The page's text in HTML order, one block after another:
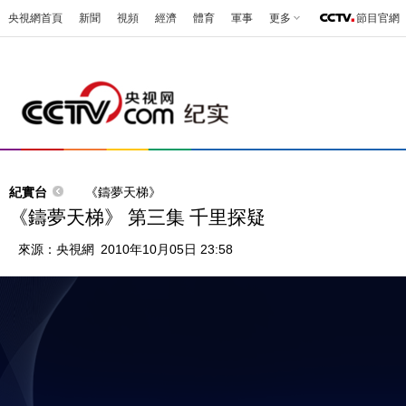
央視網首頁 新聞 視頻 經濟 體育 軍事 更多 節目官網
紀實台 《鑄夢天梯》
《鑄夢天梯》 第三集 千里探疑
來源： 央視網 2010年10月05日 23:58